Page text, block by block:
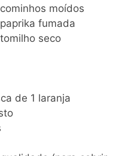
moídos
fumada
seco
de 1 laranja